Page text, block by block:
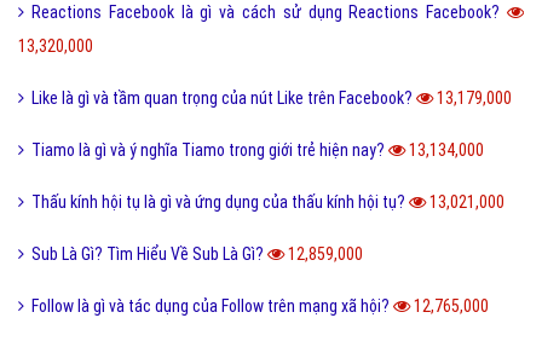
Reactions Facebook là gì và cách sử dụng Reactions Facebook?
13,320,000
Like là gì và tầm quan trọng của nút Like trên Facebook? 13,179,000
Tiamo là gì và ý nghĩa Tiamo trong giới trẻ hiện nay? 13,134,000
Thấu kính hội tụ là gì và ứng dụng của thấu kính hội tụ? 13,021,000
Sub Là Gì? Tìm Hiểu Về Sub Là Gì? 12,859,000
Follow là gì và tác dụng của Follow trên mạng xã hội? 12,765,000